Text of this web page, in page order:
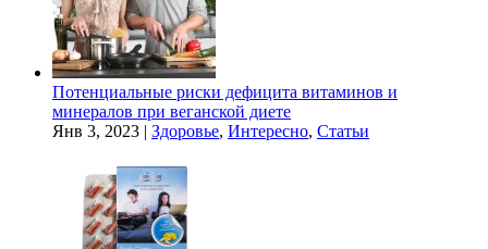
Потенциальные риски дефицита витаминов и
минералов при веганской диете
Янв 3, 2023 | Здоровье, Интересно, Статьи